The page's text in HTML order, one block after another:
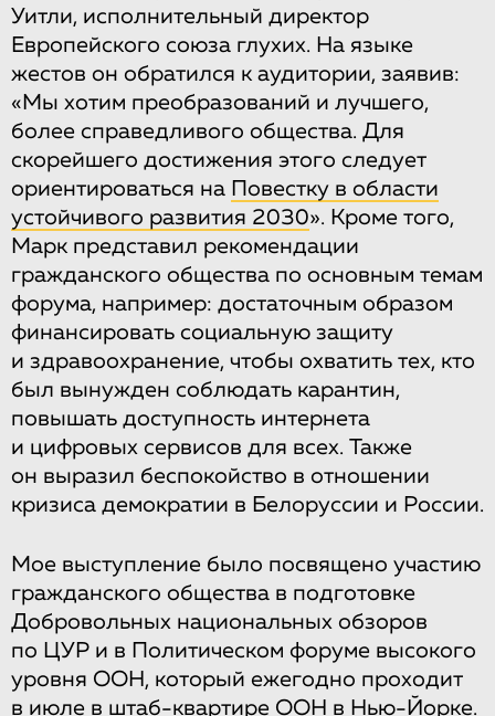
Уитли, исполнительный директор
Европейского союза глухих. На языке
жестов он обратился к аудитории, заявив:
«Мы хотим преобразований и лучшего,
более справедливого общества. Для
скорейшего достижения этого следует
ориентироваться на Повестку в области
устойчивого развития 2030». Кроме того,
Марк представил рекомендации
гражданского общества по основным темам
форума, например: достаточным образом
финансировать социальную защиту
и здравоохранение, чтобы охватить тех, кто
был вынужден соблюдать карантин,
повышать доступность интернета
и цифровых сервисов для всех. Также
он выразил беспокойство в отношении
кризиса демократии в Белоруссии и России.
Мое выступление было посвящено участию
гражданского общества в подготовке
Добровольных национальных обзоров
по ЦУР и в Политическом форуме высокого
уровня ООН, который ежегодно проходит
в июле в штаб-квартире ООН в Нью-Йорке.